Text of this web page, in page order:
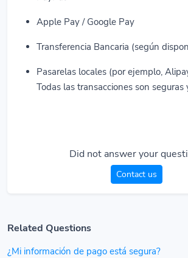
Apple Pay / Google Pay
Transferencia Bancaria (según
Pasarelas locales (por ejemplo,
Todas las transacciones son seguras
Did not answer your
Contact us
Related Questions
¿Mi información de pago está segura?